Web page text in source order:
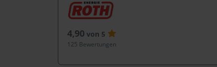
4,90 von 5
125 Bewertungen